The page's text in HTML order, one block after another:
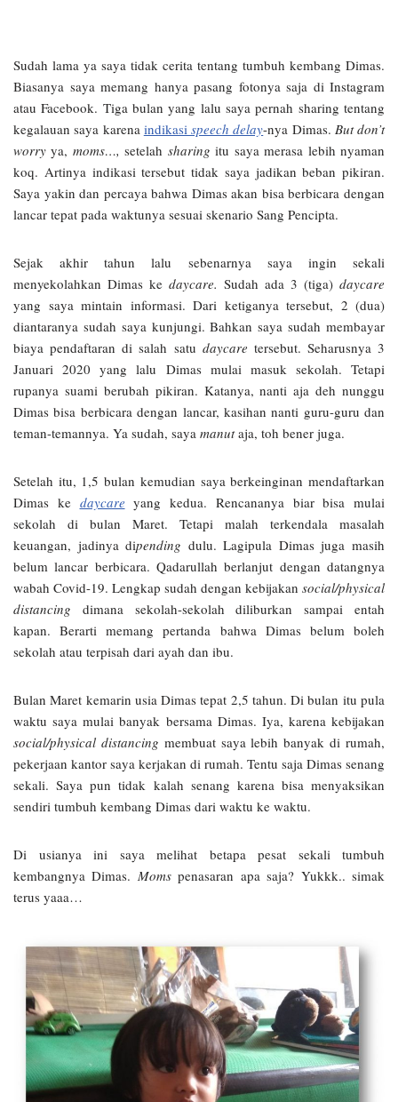
Sudah lama ya saya tidak cerita tentang tumbuh kembang Dimas.
Biasanya saya memang hanya pasang fotonya saja di Instagram
atau Facebook. Tiga bulan yang lalu saya pernah sharing tentang
kegalauan saya karena indikasi speech delay-nya Dimas. But don’t
worry ya, moms…, setelah sharing itu saya merasa lebih nyaman
koq. Artinya indikasi tersebut tidak saya jadikan beban pikiran.
Saya yakin dan percaya bahwa Dimas akan bisa berbicara dengan
lancar tepat pada waktunya sesuai skenario Sang Pencipta.
Sejak akhir tahun lalu sebenarnya saya ingin sekali
menyekolahkan Dimas ke daycare. Sudah ada 3 (tiga) daycare
yang saya mintain informasi. Dari ketiganya tersebut, 2 (dua)
diantaranya sudah saya kunjungi. Bahkan saya sudah membayar
biaya pendaftaran di salah satu daycare tersebut. Seharusnya 3
Januari 2020 yang lalu Dimas mulai masuk sekolah. Tetapi
rupanya suami berubah pikiran. Katanya, nanti aja deh nunggu
Dimas bisa berbicara dengan lancar, kasihan nanti guru-guru dan
teman-temannya. Ya sudah, saya manutaja, toh bener juga.
Setelah itu, 1,5 bulan kemudian saya berkeinginan mendaftarkan
Dimas ke daycare yang kedua. Rencananya biar bisa mulai
sekolah di bulan Maret. Tetapi malah terkendala masalah
keuangan, jadinya dipending dulu. Lagipula Dimas juga masih
belum lancar berbicara. Qadarullah berlanjut dengan datangnya
wabah Covid-19. Lengkap sudah dengan kebijakan social/physical
distancing dimana sekolah-sekolah diliburkan sampai entah
kapan. Berarti memang pertanda bahwa Dimas belum boleh
sekolah atau terpisah dari ayah dan ibu.
Bulan Maret kemarin usia Dimas tepat 2,5 tahun. Di bulan itu pula
waktu saya mulai banyak bersama Dimas. Iya, karena kebijakan
social/physical distancing membuat saya lebih banyak di rumah,
pekerjaan kantor saya kerjakan di rumah. Tentu saja Dimas senang
sekali. Saya pun tidak kalah senang karena bisa menyaksikan
sendiri tumbuh kembang Dimas dari waktu ke waktu.
Di usianya ini saya melihat betapa pesat sekali tumbuh
kembangnya Dimas. Momspenasaran apa saja? Yukkk.. simak
terus yaaa…